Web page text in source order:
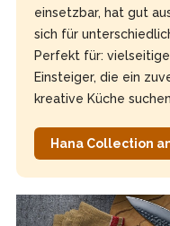
einsetzbar, hat gut
sich für
Perfekt für:
Einsteiger, die ein
kreative Küche
Hana Collection